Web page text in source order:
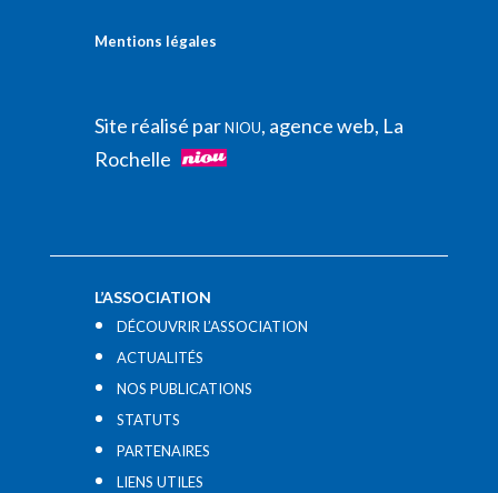
Mentions légales
Site réalisé parNIOU, agence web, La
Rochelle
L’ASSOCIATION
DÉCOUVRIR L’ASSOCIATION
ACTUALITÉS
NOS PUBLICATIONS
STATUTS
PARTENAIRES
LIENS UTILES​